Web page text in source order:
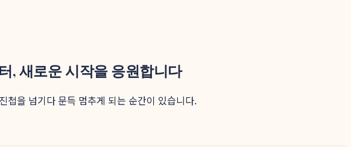
, 새로운 시작을 응원합니다
을 넘기다 문득 멈추게 되는 순간이 있습니다.